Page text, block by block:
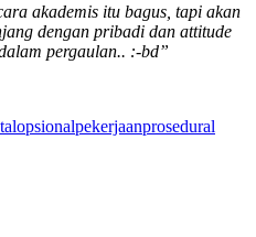
akademis itu bagus, tapi akan
dengan pribadi dan attitude
pergaulan.. :-bd”
opsionalpekerjaanprosedural